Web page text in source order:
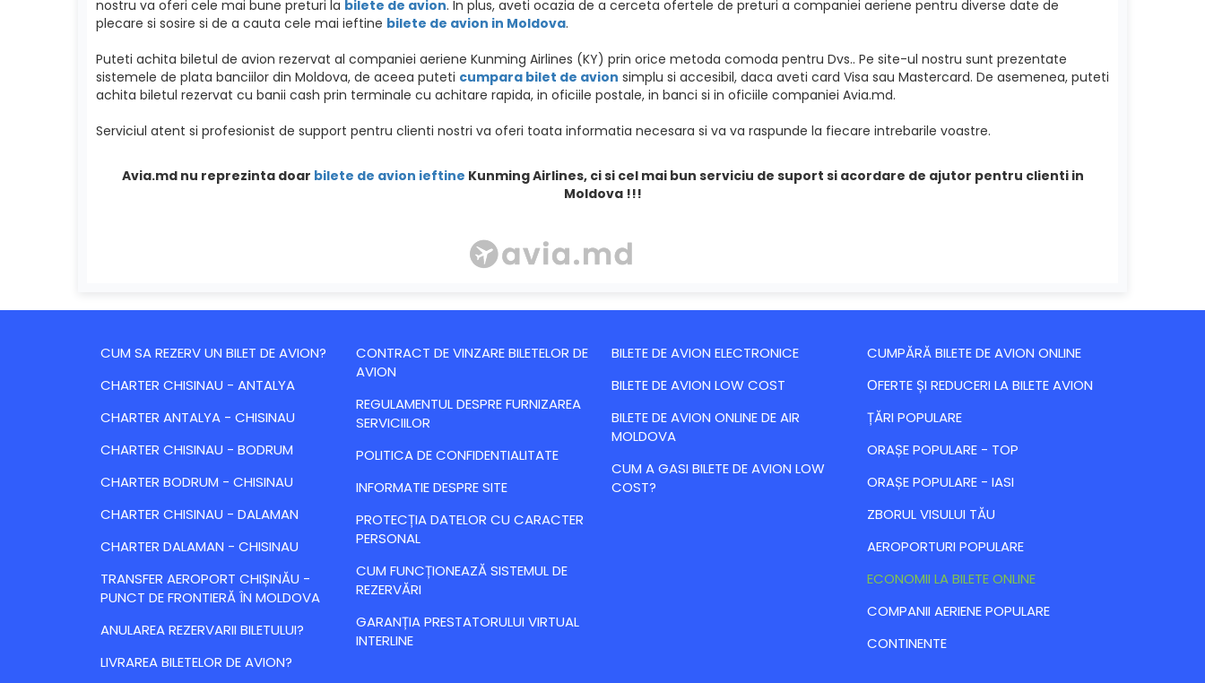
nostru va oferi cele mai bune preturi la bilete de avion. In plus, aveti ocazia de a cerceta ofertele de preturi a companiei aeriene pentru diverse date de
plecare si sosire si de a cauta cele mai ieftine bilete de avion in Moldova.
Puteti achita biletul de avion rezervat al companiei aeriene Kunming Airlines (KY) prin orice metoda comoda pentru Dvs.. Pe site-ul nostru sunt prezentate
sistemele de plata banciilor din Moldova, de aceea puteti cumpara bilet de avion simplu si accesibil, daca aveti card Visa sau Mastercard. De asemenea, puteti
achita biletul rezervat cu banii cash prin terminale cu achitare rapida, in oficiile postale, in banci si in oficiile companiei Avia.md.
Serviciul atent si profesionist de support pentru clienti nostri va oferi toata informatia necesara si va va raspunde la fiecare intrebarile voastre.
Avia.md nu reprezinta doar bilete de avion ieftine Kunming Airlines, ci si cel mai bun serviciu de suport si acordare de ajutor pentru clienti in
Moldova !!!
CUM SA REZERV UN BILET DE AVION?
CHARTER CHISINAU - ANTALYA
CHARTER ANTALYA - CHISINAU
CHARTER CHISINAU - BODRUM
CHARTER BODRUM - CHISINAU
CHARTER CHISINAU - DALAMAN
CHARTER DALAMAN - CHISINAU
TRANSFER AEROPORT CHIȘINĂU -
PUNCT DE FRONTIERĂ ÎN MOLDOVA
ANULAREA REZERVARII BILETULUI?
LIVRAREA BILETELOR DE AVION?
CONTRACT DE VINZARE BILETELOR DE
AVION
REGULAMENTUL DESPRE FURNIZAREA
SERVICIILOR
POLITICA DE CONFIDENTIALITATE
INFORMATIE DESPRE SITE
PROTECȚIA DATELOR CU CARACTER
PERSONAL
CUM FUNCȚIONEAZĂ SISTEMUL DE
REZERVĂRI
GARANȚIA PRESTATORULUI VIRTUAL
INTERLINE
BILETE DE AVION ELECTRONICE
BILETE DE AVION LOW COST
BILETE DE AVION ONLINE DE AIR
MOLDOVA
CUM A GASI BILETE DE AVION LOW
COST?
CUMPĂRĂ BILETE DE AVION ONLINE
ОFERTE ȘI REDUCERI LA BILETE AVION
ȚĂRI POPULARE
ORAȘE POPULARE - TOP
ORAȘE POPULARE - IASI
ZBORUL VISULUI TĂU
AEROPORTURI POPULARE
ECONOMII LA BILETE ONLINE
COMPANII AERIENE POPULARE
CONTINENTE